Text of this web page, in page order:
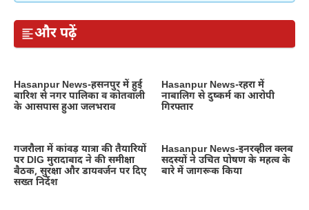
और पढ़ें
Hasanpur News-हसनपुर में हुई
बारिश से नगर पालिका व कोतवाली
के आसपास हुआ जलभराव
Hasanpur News-रहरा में
नाबालिग से दुष्कर्म का आरोपी
गिरफ्तार
गजरौला में कांवड़ यात्रा की तैयारियों
पर DIG मुरादाबाद ने की समीक्षा
बैठक, सुरक्षा और डायवर्जन पर दिए
सख्त निर्देश
Hasanpur News-इनरव्हील क्लब
सदस्यों ने उचित पोषण के महत्व के
बारे में जागरूक किया